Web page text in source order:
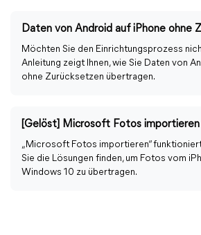
Möchten Sie den Einrichtungsprozess
Anleitung zeigt Ihnen, wie Sie Daten von
ohne Zurücksetzen übertragen.
[Gelöst] Microsoft Fotos
„Microsoft Fotos importieren“
Sie die Lösungen finden, um Fotos vom
Windows 10 zu übertragen.